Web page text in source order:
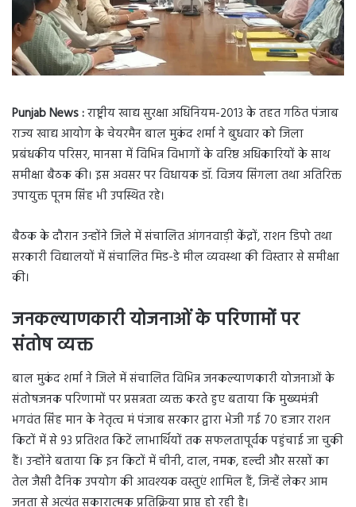
Punjab News :राष्ट्रीय खाद्य सुरक्षा अधिनियम-2013 के तहत गठित पंजाब
राज्य खाद्य आयोग के चेयरमैन बाल मुकंद शर्मा ने बुधवार को जिला
प्रबंधकीय परिसर, मानसा में विभिन्न विभागों के वरिष्ठ अधिकारियों के साथ
समीक्षा बैठक की। इस अवसर पर विधायक डॉ. विजय सिंगला तथा अतिरिक्त
उपायुक्त पूनम सिंह भी उपस्थित रहे।
बैठक के दौरान उन्होंने जिले में संचालित आंगनवाड़ी केंद्रों, राशन डिपो तथा
सरकारी विद्यालयों में संचालित मिड-डे मील व्यवस्था की विस्तार से समीक्षा
की।
जनकल्याणकारी योजनाओं के परिणामों पर
संतोष व्यक्त
बाल मुकंद शर्मा ने जिले में संचालित विभिन्न जनकल्याणकारी योजनाओं के
संतोषजनक परिणामों पर प्रसन्नता व्यक्त करते हुए बताया कि मुख्यमंत्री
भगवंत सिंह मान के नेतृत्व मं पंजाब सरकार द्वारा भेजी गई 70 हजार राशन
किटों में से 93 प्रतिशत किटें लाभार्थियों तक सफलतापूर्वक पहुंचाई जा चुकी
हैं। उन्होंने बताया कि इन किटों में चीनी, दाल, नमक, हल्दी और सरसों का
तेल जैसी दैनिक उपयोग की आवश्यक वस्तुएं शामिल हैं, जिन्हें लेकर आम
जनता से अत्यंत सकारात्मक प्रतिक्रिया प्राप्त हो रही है।